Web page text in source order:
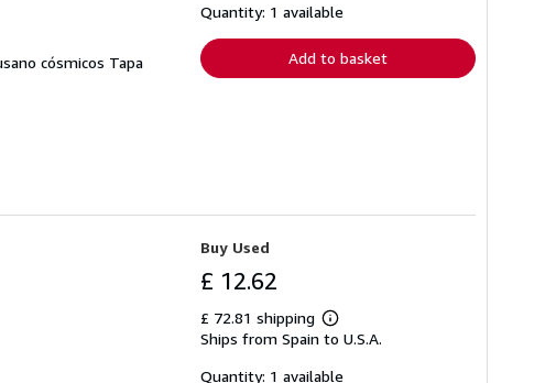
cósmicos Tapa
shipping
Quantity: 1 available
Add to basket
Buy Used
£ 12.62
£ 72.81 shipping
Learn
more
shipping
Ships from Spain to U.S.A.
Quantity: 1 available